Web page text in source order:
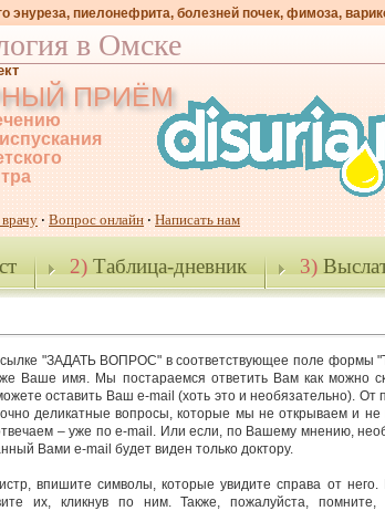
энуреза, пиелонефрита, болезней почек, фимоза,
в Омске
ПРИЁМ
· Вопрос онлайн · Написать нам
2)Таблица-дневник 3)
"ЗАДАТЬ ВОПРОС" в соответствующее поле формы
Ваше имя. Мы постараемся ответить Вам как можно
оставить Ваш e-mail (хоть это и необязательно). От
деликатные вопросы, которые мы не открываем и не
– уже по e-mail. Или если, по Вашему мнению,
Вами e-mail будет виден только доктору.
впишите символы, которые увидите справа от
их, кликнув по ним. Также, пожалуйста,